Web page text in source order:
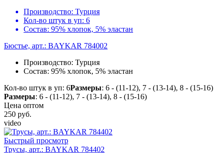
Производство: Турция
Кол-во штук в уп: 6
Состав: 95% хлопок, 5% эластан
Бюстье, арт.: BAYKAR 784002
Производство: Турция
Состав: 95% хлопок, 5% эластан
Кол-во штук в уп: 6Размеры: 6 - (11-12), 7 - (13-14), 8 - (15-16)
Размеры: 6 - (11-12), 7 - (13-14), 8 - (15-16)
Цена оптом
250 руб.
video
Быстрый просмотр
Трусы, арт.: BAYKAR 784402